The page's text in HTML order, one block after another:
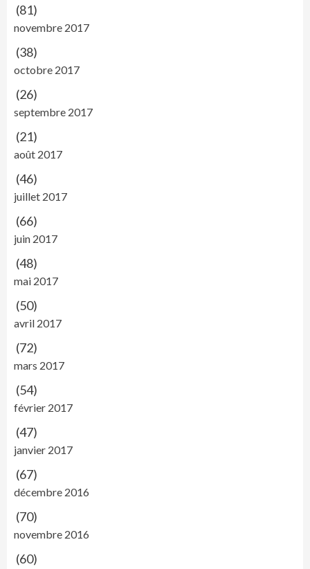
(81)
novembre 2017
(38)
octobre 2017
(26)
septembre 2017
(21)
août 2017
(46)
juillet 2017
(66)
juin 2017
(48)
mai 2017
(50)
avril 2017
(72)
mars 2017
(54)
février 2017
(47)
janvier 2017
(67)
décembre 2016
(70)
novembre 2016
(60)